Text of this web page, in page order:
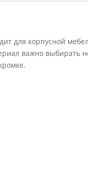
для корпусной
важно выбирать